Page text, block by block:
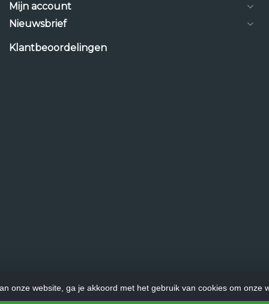
Mijn account
Nieuwsbrief
Klantbeoordelingen
onze website, ga je akkoord met het gebruik van cookies om onze